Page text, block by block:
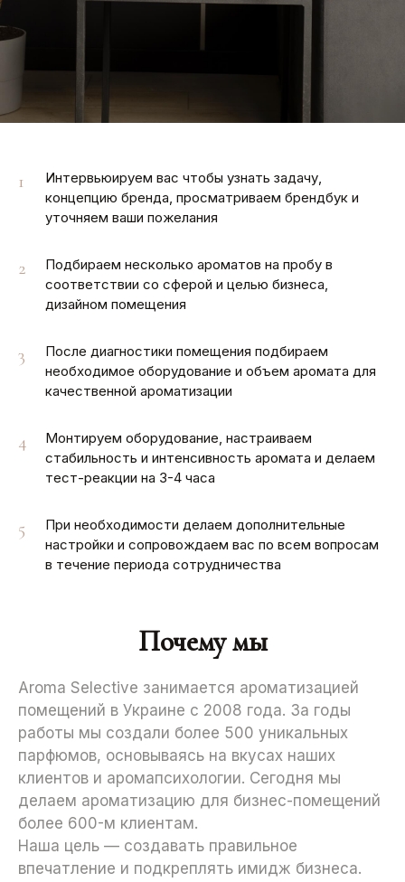
1
Интервьюируем вас чтобы узнать задачу,
концепцию бренда, просматриваем брендбук и
уточняем ваши пожелания
2
Подбираем несколько ароматов на пробу в
соответствии со сферой и целью бизнеса,
дизайном помещения
3
После диагностики помещения подбираем
необходимое оборудование и объем аромата для
качественной ароматизации
4
Монтируем оборудование, настраиваем
стабильность и интенсивность аромата и делаем
тест-реакции на 3-4 часа
5
При необходимости делаем дополнительные
настройки и сопровождаем вас по всем вопросам
в течение периода сотрудничества
Почему мы
Aroma Selective занимается ароматизацией
помещений в Украине с 2008 года. За годы
работы мы создали более 500 уникальных
парфюмов, основываясь на вкусах наших
клиентов и аромапсихологии. Сегодня мы
делаем ароматизацию для бизнес-помещений
более 600-м клиентам.
Наша цель — создавать правильное
впечатление и подкреплять имидж бизнеса.